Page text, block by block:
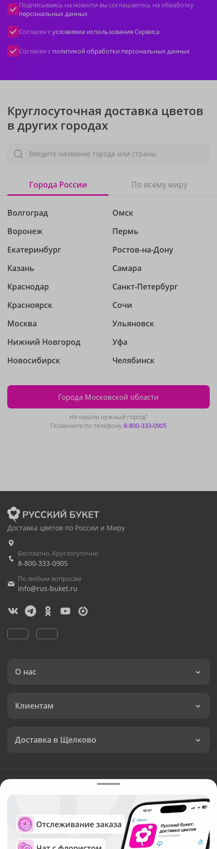
Подписываясь на новости вы соглашаетесь на обработку
персональных данных
Согласен сусловиями использования Сервиса
Согласен с политикой обработки персональных данных
Круглосуточная доставка цветов
в других городах
Введите название города или страны
Города России По всему миру
Волгоград
Воронеж
Екатеринбург
Казань
Краснодар
Красноярск
Москва
Нижний Новгород
Новосибирск
Омск
Пермь
Ростов-на-Дону
Самара
Санкт-Петербург
Сочи
Ульяновск
Уфа
Челябинск
Города Московской области
Не нашли нужный город?
Позвоните по телефону8-800-333-0905
Доставка цветов по России и Миру
Бесплатно. Круглосуточно
8-800-333-0905
По любым вопросам
info@rus-buket.ru
О нас
Клиентам
Доставка в Щелково
Валюта:
Служба круглосуточной доставки цветов в Щелково
Русский Букет, 2026